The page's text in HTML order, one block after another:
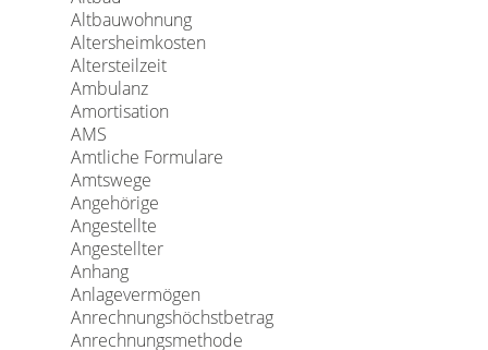
Altbauwohnung
Altersheimkosten
Altersteilzeit
Ambulanz
Amortisation
AMS
Amtliche Formulare
Amtswege
Angehörige
Angestellte
Angestellter
Anhang
Anlagevermögen
Anrechnungshöchstbetrag
Anrechnungsmethode